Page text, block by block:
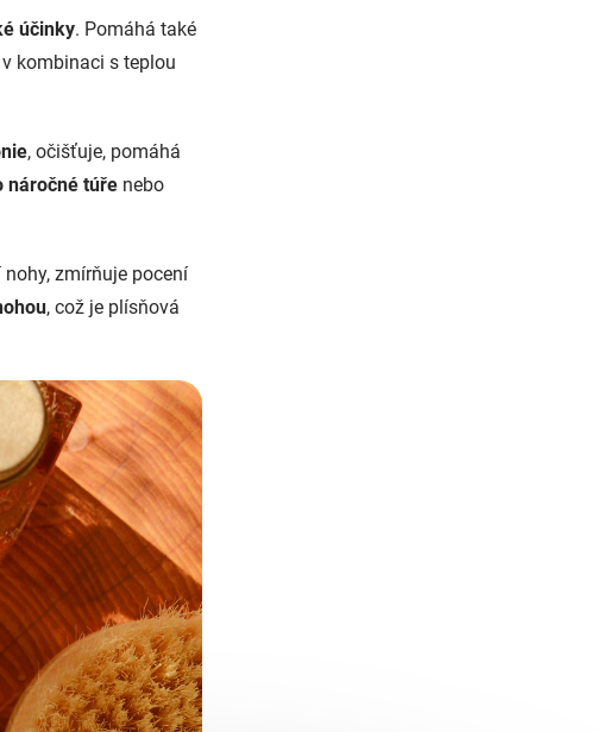
účinky. Pomáhá také
kombinaci s teplou
, očišťuje, pomáhá
náročné túře nebo
nohy, zmírňuje pocení
, což je plísňová